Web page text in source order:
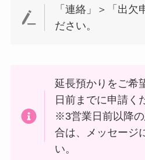
「連絡」＞「出欠
ださい。
延長預かりをご希
日前までに申請く
※3営業日前以降
合は、メッセージ
い。